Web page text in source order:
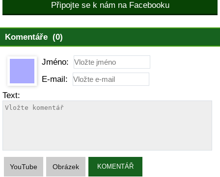
Připojte se k nám na Facebooku
Komentáře (0)
Jméno:
E-mail:
Text:
YouTube Obrázek KOMENTÁŘ